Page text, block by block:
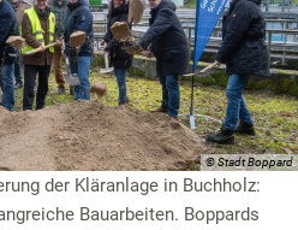
© Stadt Boppard
der Kläranlage in Buchholz:
Bauarbeiten. Boppards